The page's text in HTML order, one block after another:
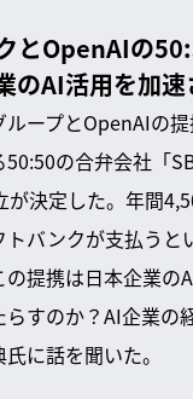
とOpenAIの
のAI活用を加速
ループとOpenAIの
の合弁会社「
が決定した。年間
バンクが支払うと
提携は日本企業の
らすのか？AI企業の
に話を聞いた。